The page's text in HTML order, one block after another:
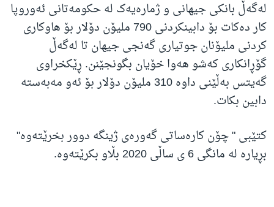
لەگەڵ بانکی جیهانی و ژمارەیەک لە حکومەتانی ئەوروپا
کار دەکات بۆ دابینکردنی 790 ملیۆن دۆلار بۆ هاوکاری
کردنی ملیۆنان جوتیاری گەنجی جیهان تا لەگەڵ
گۆڕانکاری کەشو هەوا خۆیان بگونجێنن. ڕێکخراوی
گەیتس بەڵێنی داوە 310 ملیۆن دۆلار بۆ ئەو مەبەستە
دابین بکات.
کتێبی " چۆن کارەساتی گەورەی ژینگە دوور بخرێتەوە"
بڕیارە لە مانگی 6 ی ساڵی 2020 بڵاو بکرێتەوە.